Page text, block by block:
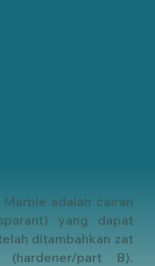
Marble adalah cairan
yang dapat
ditambahkan zat
(hardener/part B).